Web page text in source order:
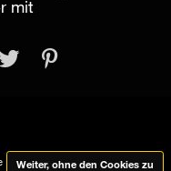
mit
Weiter, ohne den Cookies zu